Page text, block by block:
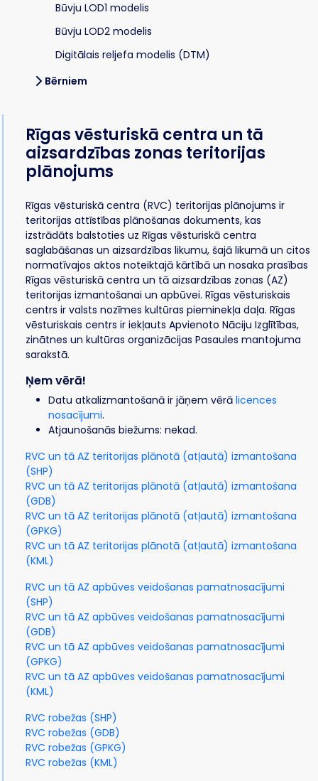
Būvju LOD1 modelis
Būvju LOD2 modelis
Digitālais reljefa modelis (DTM)
Bērniem
Rīgas vēsturiskā centra un tā
aizsardzības zonas teritorijas
plānojums
Rīgas vēsturiskā centra (RVC) teritorijas plānojums ir
teritorijas attīstības plānošanas dokuments, kas
izstrādāts balstoties uz Rīgas vēsturiskā centra
saglabāšanas un aizsardzības likumu, šajā likumā un citos
normatīvajos aktos noteiktajā kārtībā un nosaka prasības
Rīgas vēsturiskā centra un tā aizsardzības zonas (AZ)
teritorijas izmantošanai un apbūvei. Rīgas vēsturiskais
centrs ir valsts nozīmes kultūras pieminekļa daļa. Rīgas
vēsturiskais centrs ir iekļauts Apvienoto Nāciju Izglītības,
zinātnes un kultūras organizācijas Pasaules mantojuma
sarakstā.
Ņem vērā!
Datu atkalizmantošanā ir jāņem vērā licences
nosacījumi.
Atjaunošanās biežums: nekad.
RVC un tā AZ teritorijas plānotā (atļautā) izmantošana
(SHP)
RVC un tā AZ teritorijas plānotā (atļautā) izmantošana
(GDB)
RVC un tā AZ teritorijas plānotā (atļautā) izmantošana
(GPKG)
RVC un tā AZ teritorijas plānotā (atļautā) izmantošana
(KML)
RVC un tā AZ apbūves veidošanas pamatnosacījumi
(SHP)
RVC un tā AZ apbūves veidošanas pamatnosacījumi
(GDB)
RVC un tā AZ apbūves veidošanas pamatnosacījumi
(GPKG)
RVC un tā AZ apbūves veidošanas pamatnosacījumi
(KML)
RVC robežas (SHP)
RVC robežas (GDB)
RVC robežas (GPKG)
RVC robežas (KML)